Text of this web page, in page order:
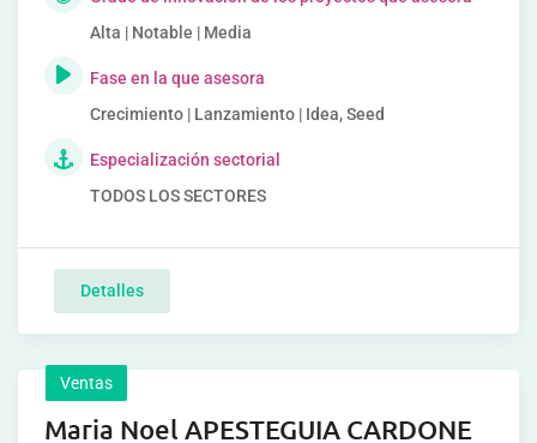
Alta | Notable | Media
Fase en la que asesora
Crecimiento | Lanzamiento | Idea, Seed
Especialización sectorial
TODOS LOS SECTORES
Detalles
Ventas
Maria Noel APESTEGUIA CARDONE